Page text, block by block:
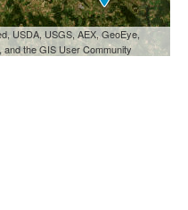
USDA, USGS, AEX, GeoEye,
the GIS User Community